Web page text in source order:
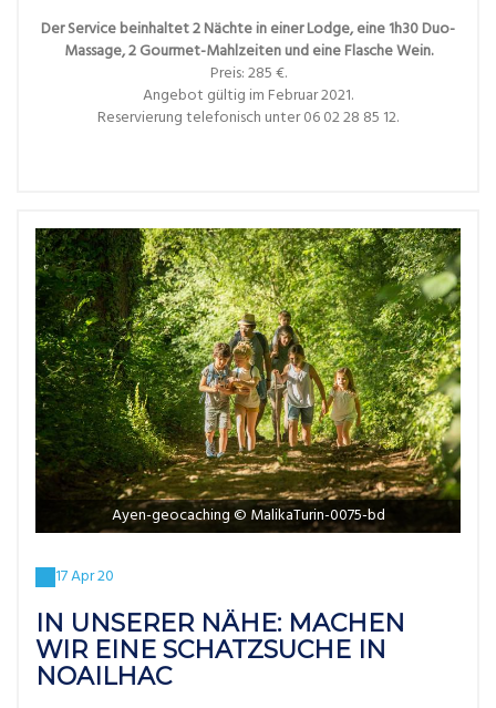
Der Service beinhaltet 2 Nächte in einer Lodge, eine 1h30 Duo-
Massage, 2 Gourmet-Mahlzeiten und eine Flasche Wein.
Preis: 285 €.
Angebot gültig im Februar 2021.
Reservierung telefonisch unter 06 02 28 85 12.
Ayen-geocaching © MalikaTurin-0075-bd
17 Apr 20
IN UNSERER NÄHE: MACHEN
WIR EINE SCHATZSUCHE IN
NOAILHAC